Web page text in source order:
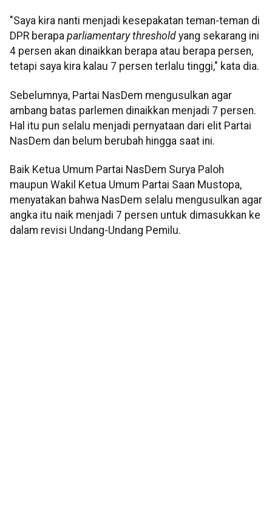
"Saya kira nanti menjadi kesepakatan teman-teman di
DPR berapa parliamentary threshold yang sekarang ini
4 persen akan dinaikkan berapa atau berapa persen,
tetapi saya kira kalau 7 persen terlalu tinggi," kata dia.
Sebelumnya, Partai NasDem mengusulkan agar
ambang batas parlemen dinaikkan menjadi 7 persen.
Hal itu pun selalu menjadi pernyataan dari elit Partai
NasDem dan belum berubah hingga saat ini.
Baik Ketua Umum Partai NasDem Surya Paloh
maupun Wakil Ketua Umum Partai Saan Mustopa,
menyatakan bahwa NasDem selalu mengusulkan agar
angka itu naik menjadi 7 persen untuk dimasukkan ke
dalam revisi Undang-Undang Pemilu.